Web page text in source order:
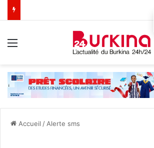
Accueil / Alerte sms